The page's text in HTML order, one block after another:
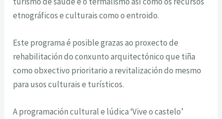
etnográficos e culturais como o entroido.
Este programa é posible grazas ao proxecto de
rehabilitación do conxunto arquitectónico que tiña
como obxectivo prioritario a revitalización do mesmo
para usos culturais e turísticos.
A programación cultural e lúdica ‘Vive o castelo’